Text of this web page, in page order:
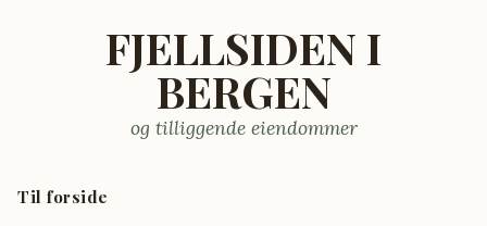
FJELLSIDEN I
BERGEN
og tilliggende eiendommer
Til forside